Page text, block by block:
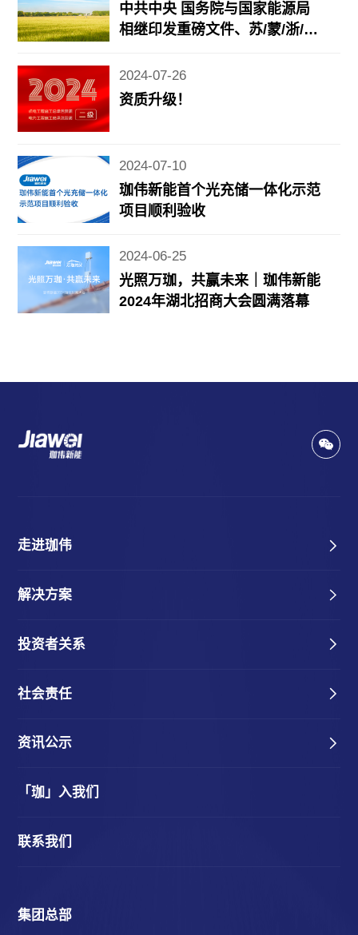
中共中央 国务院与国家能源局
相继印发重磅文件、苏/蒙/浙/鲁
2024-07-26
资质升级！
2024-07-10
珈伟新能首个光充储一体化示范
项目顺利验收
2024-06-25
光照万珈，共赢未来｜珈伟新能
2024年湖北招商大会圆满落幕
集团总部
走进珈伟
解决方案
投资者关系
社会责任
资讯公示
「珈」入我们
联系我们